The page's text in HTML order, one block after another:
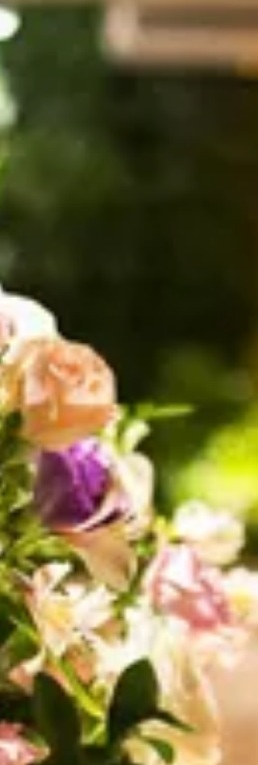
verdadeiras baladas. Uma decoração repleta de neon
pode deixar bem claro que está é a...